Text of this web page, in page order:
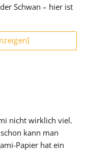
Schwan – hier ist
nicht wirklich viel.
kann man
Papier hat ein